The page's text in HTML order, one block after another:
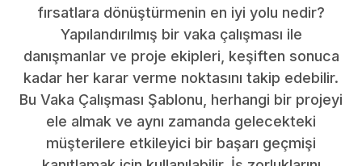
fırsatlara dönüştürmenin en iyi yolu nedir?
Yapılandırılmış bir vaka çalışması ile
danışmanlar ve proje ekipleri, keşiften sonuca
kadar her karar verme noktasını takip edebilir.
Bu Vaka Çalışması Şablonu, herhangi bir projeyi
ele almak ve aynı zamanda gelecekteki
müşterilere etkileyici bir başarı geçmişi